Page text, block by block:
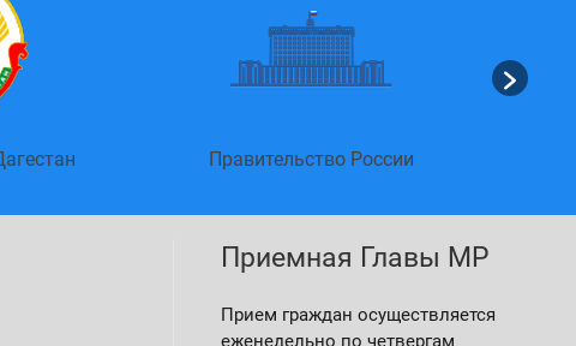
Правительство России
Приемная Главы МР
Прием граждан осуществляется
еженедельно по четвергам